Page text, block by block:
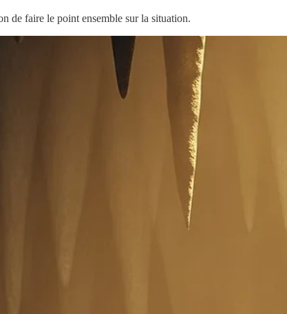
de faire le point ensemble sur la situation.